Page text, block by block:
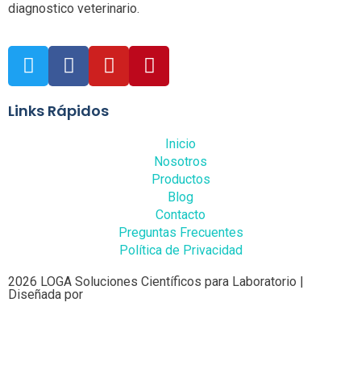
diagnostico veterinario.
Links Rápidos
Inicio
Nosotros
Productos
Blog
Contacto
Preguntas Frecuentes
Política de Privacidad
2026 LOGA Soluciones Científicos para Laboratorio |
Diseñada por